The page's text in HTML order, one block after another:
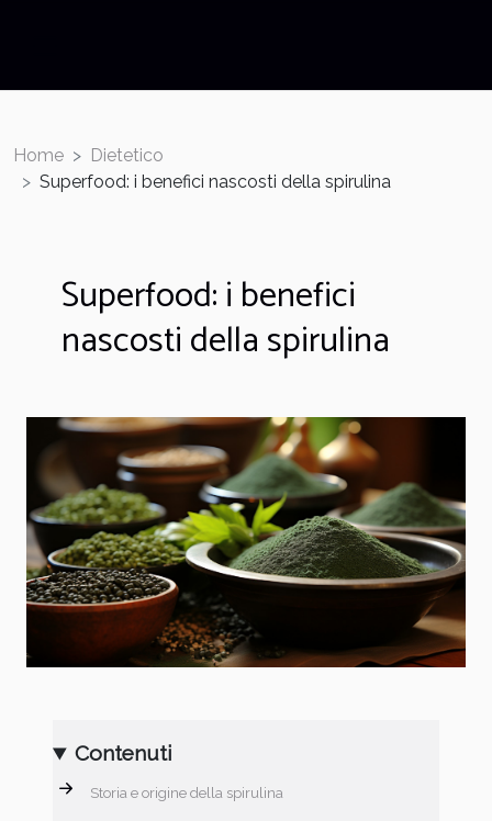
Home
Dietetico
Superfood: i benefici nascosti della spirulina
Superfood: i benefici
nascosti della spirulina
Contenuti
Storia e origine della spirulina